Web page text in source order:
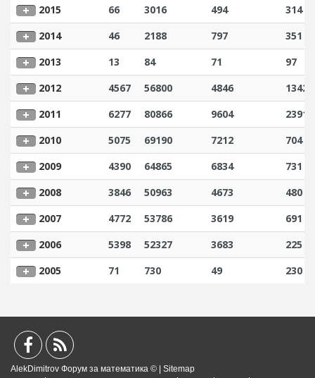
2015
66 3016 494
314
2014
46 2188 797
351
2013
13 84 71
97
2012
4567 56800 4846
1342
2011
6277 80866 9604
2391
2010
5075 69190 7212
704
2009
4390 64865 6834
731
2008
3846 50963 4673
480
2007
4772 53786 3619
691
2006
5398 52327 3683
225
2005
71 730 49 230
AlekDimitrov Форум за математика © | Sitemap